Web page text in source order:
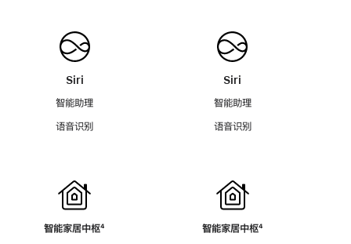
Siri
智能助理
语音识别
智能家居中枢脚
⁴
Siri
智能助理
语音识别
智能家居中枢脚
⁴